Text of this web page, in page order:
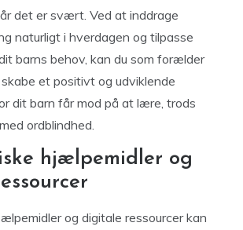
det er svært. Ved at inddrage
naturligt i hverdagen og tilpasse
barns behov, kan du som forælder
et positivt og udviklende
dit barn får mod på at lære, trods
ordblindhed.
hjælpemidler og
og digitale ressourcer kan